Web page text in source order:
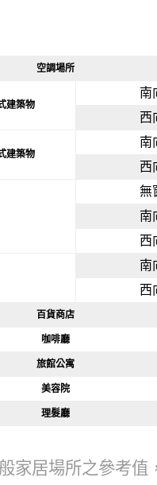
空調場所
建築物
南
西
建築物
南
西
無
南
西
南
西
百貨商店
咖啡廳
旅館公寓
美容院
理髮廳
家居場所之參考